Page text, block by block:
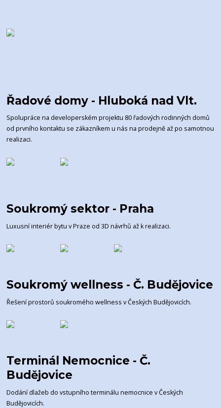
Řadové domy - Hluboká nad Vlt.
Spolupráce na developerském projektu 80 řadových rodinných domů
od prvního kontaktu se zákazníkem u nás na prodejně až po samotnou
realizaci.
Soukromý sektor - Praha
Luxusní interiér bytu v Praze od 3D návrhů až k realizaci.
Soukromý wellness - Č. Budějovice
Řešení prostorů soukromého wellness v Českých Budějovicích.
Terminál Nemocnice - Č.
Budějovice
Dodání dlažeb do vstupního terminálu nemocnice v Českých
Budějovicích.